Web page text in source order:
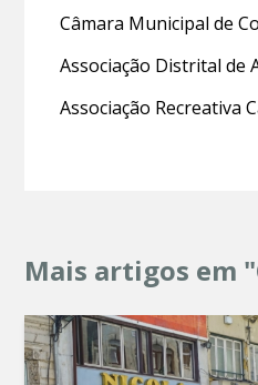
Câmara Municipal de
Associação Distrital de
Associação Recreativa
Mais artigos em